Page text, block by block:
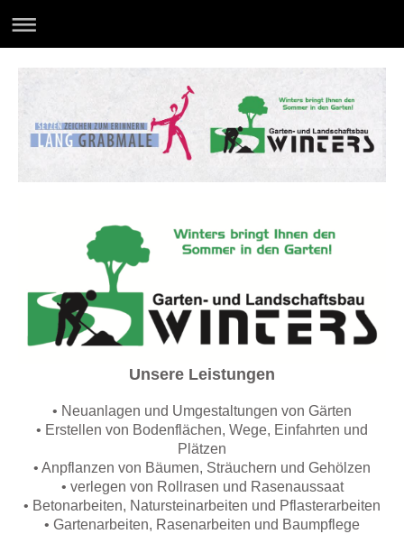
Unsere Leistungen
• Neuanlagen und Umgestaltungen von Gärten
• Erstellen von Bodenflächen, Wege, Einfahrten und
Plätzen
• Anpflanzen von Bäumen, Sträuchern und Gehölzen
• verlegen von Rollrasen und Rasenaussaat
• Betonarbeiten, Natursteinarbeiten und Pflasterarbeiten
• Gartenarbeiten, Rasenarbeiten und Baumpflege